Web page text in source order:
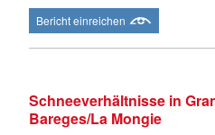
Bericht einreichen
Schneeverhältnisse in
Bareges/La Mongie